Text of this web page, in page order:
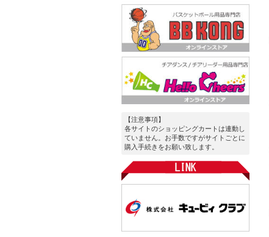
【注意事項】
各サイトのショッピングカートは連動し
ていません。お手数ですがサイトごとに
購入手続きをお願い致します。